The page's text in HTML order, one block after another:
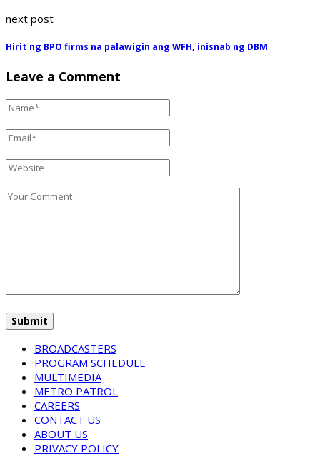
next post
Hirit ng BPO firms na palawigin ang WFH, inisnab ng DBM
Leave a Comment
BROADCASTERS
PROGRAM SCHEDULE
MULTIMEDIA
METRO PATROL
CAREERS
CONTACT US
ABOUT US
PRIVACY POLICY